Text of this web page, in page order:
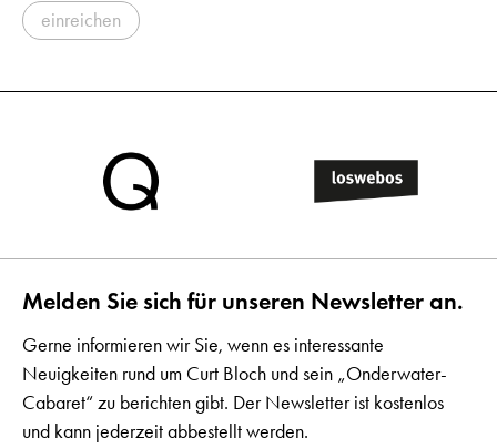
einreichen
Melden Sie sich für unseren Newsletter an.
Gerne informieren wir Sie, wenn es interessante
Neuigkeiten rund um Curt Bloch und sein „Onderwater-
Cabaret“ zu berichten gibt. Der Newsletter ist kostenlos
und kann jederzeit abbestellt werden.